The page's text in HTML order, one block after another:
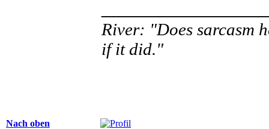
River: "Does sarcasm
if it did."
Nach oben